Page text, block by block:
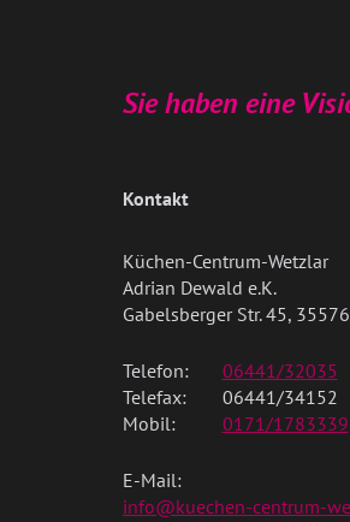
Sie haben eine
Kontakt
Küchen-Centrum-Wetzlar
Adrian Dewald e.K.
Gabelsberger Str. 45,
Telefon:
06441/32035
Telefax:
06441/34152
Mobil:
0171/1783339
E-Mail:
info@kuechen-centrum-